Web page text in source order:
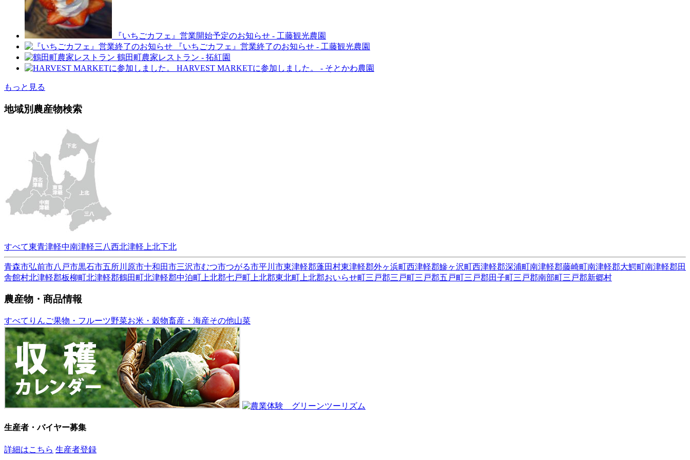
『いちごカフェ』営業開始予定のお知らせ - 工藤観光農園
『いちごカフェ』営業終了のお知らせ - 工藤観光農園
鶴田町農家レストラン - 拓紅園
HARVEST MARKETに参加しました。
- そとかわ農園
もっと見る
地域別農産物検索
すべて東青津軽中南津軽三八西北津軽 上北下北
青森市弘前市八戸市黒石市五所川原市十和田市三沢市むつ市つがる市平川市東津軽郡蓬田村東津軽郡外ヶ浜町西津軽郡鰺ヶ沢町西津軽郡深浦町南津軽郡藤崎町南津軽郡大鰐町南津軽郡田
舎館村北津軽郡板柳町北津軽郡鶴田町北津軽郡中泊町 上北郡七戸町 上北郡東北町 上北郡おいらせ町三戸郡三戸町三戸郡五戸町三戸郡田子町三戸郡南部町三戸郡新郷村
農産物・商品情報
すべて りんご果物・フルーツ野菜お米・穀物畜産・海産その他山菜
生産者・バイヤー募集
詳細はこちら 生産者登録